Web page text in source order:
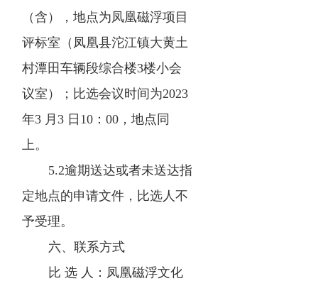
（含），地点为凤凰磁浮项目
评标室（凤凰县沱江镇大黄土
村潭田车辆段综合楼3楼小会
议室）；比选会议时间为2023
年3 月3 日10：00，地点同
上。
5.2逾期送达或者未送达指
定地点的申请文件，比选人不
予受理。
六、联系方式
比 选 人：凤凰磁浮文化